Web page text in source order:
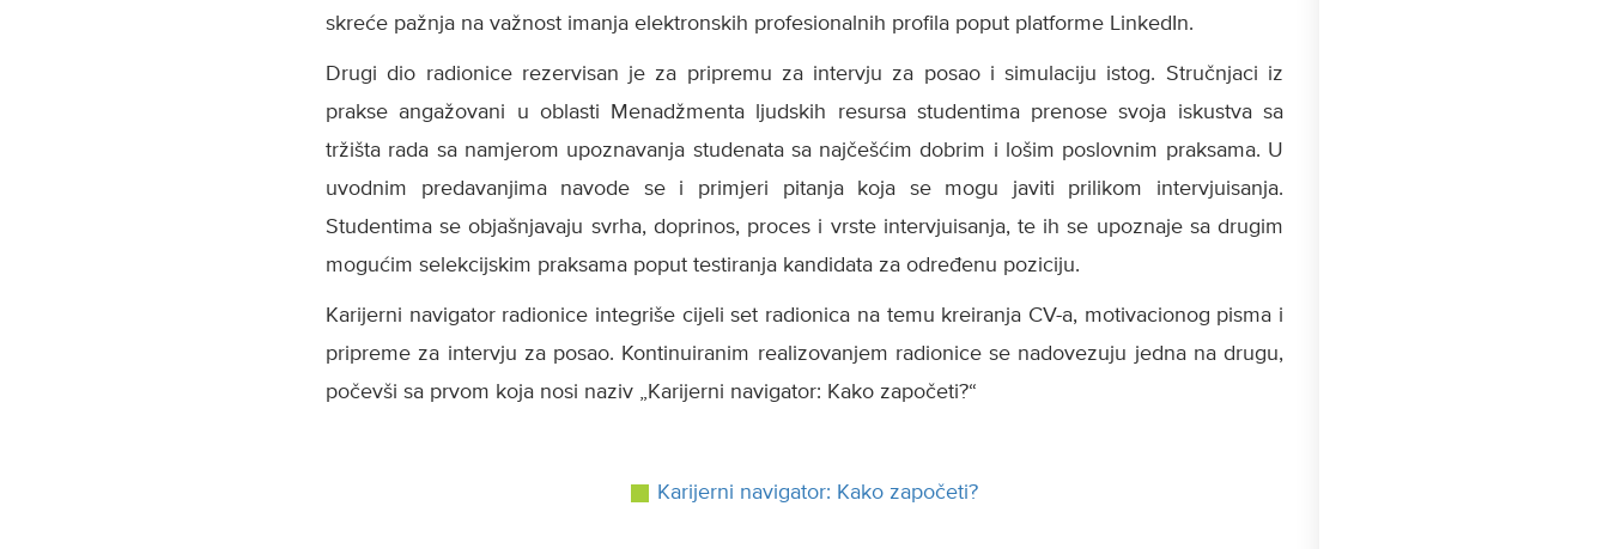
skreće pažnja na važnost imanja elektronskih profesionalnih profila poput platforme LinkedIn.
Drugi dio radionice rezervisan je za pripremu za intervju za posao i simulaciju istog. Stručnjaci iz
prakse angažovani u oblasti Menadžmenta ljudskih resursa studentima prenose svoja iskustva sa
tržišta rada sa namjerom upoznavanja studenata sa najčešćim dobrim i lošim poslovnim praksama. U
uvodnim predavanjima navode se i primjeri pitanja koja se mogu javiti prilikom intervjuisanja.
Studentima se objašnjavaju svrha, doprinos, proces i vrste intervjuisanja, te ih se upoznaje sa drugim
mogućim selekcijskim praksama poput testiranja kandidata za određenu poziciju.
Karijerni navigator radionice integriše cijeli set radionica na temu kreiranja CV-a, motivacionog pisma i
pripreme za intervju za posao. Kontinuiranim realizovanjem radionice se nadovezuju jedna na drugu,
počevši sa prvom koja nosi naziv „Karijerni navigator: Kako započeti?“
Karijerni navigator: Kako započeti?